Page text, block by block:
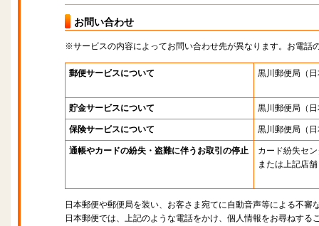
お問い合わせ
※サービスの内容によってお問い合わせ先が異なります。お電話
郵便サービスについて 黒川郵便局 （
貯金サービスについて 黒川郵便局 （
保険サービスについて 黒川郵便局 （
通帳やカードの紛失・盗難に伴うお取引の停止
カード紛失セ
または上記店舗
日本郵便や郵便局を装い、お客さま宛てに自動音声等による不審
日本郵便では、上記のような電話をかけ、個人情報をお尋ねする